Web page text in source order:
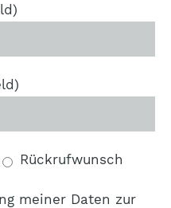
Rückrufwunsch
meiner Daten zur